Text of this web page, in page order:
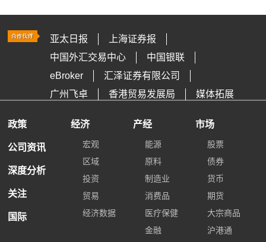
亚太日报
上海证券报
中国外汇交易中心
中国银联
eBroker
汇泽证券有限公司
广州飞卓
香港贸易发展局 媒体拓展
政策
公司资讯
深度分析
关注
国际
经济
宏观
区域
投资
贸易
经济数据
产经
能源
原料
制造业
消费品
医疗保健
金融
市场
股票
债券
货币
期货
大宗商品
沪港通